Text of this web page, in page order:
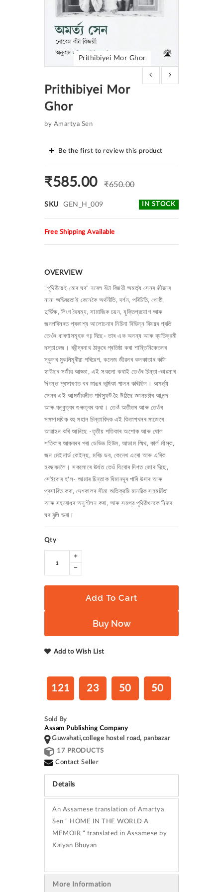
Prithibiyei Mor Ghor
the
of
images
Prithibiyei Mor
Ghor
by Amartya Sen
Be the first to review this product
₹585.00 ₹650.00
IN STOCK
SKU GEN_H_009
Free Shipping Available
OVERVIEW
"পৃথিৱীয়েই মোৰ ঘৰ" নবেল বঁটা বিজয়ী অমর্ত্য সেনৰ জীৱনৰ
নানা অভিজ্ঞতাই কেনেকৈ অর্থনীতি, দর্শন, পৰিচিতি, গোষ্ঠী,
দুর্ভিক্ষ, লিংগ বৈষম্য, সামাজিক চয়ন, যুক্তিপ্রয়োগ আৰু
জনপৰিসৰত প্ৰকাশ্য আলোচনাৰ নিচিনা বিভিন্ন বিষয়ৰ প্ৰতি
তেওঁৰ ধাৰণাসমূহক গঢ় দিছে- তাৰ এক অনন্য আৰু ব্যতিক্রমী
দস্তাবেজ। ৰবীন্দ্ৰনাথ ঠাকুৰে প্ৰতিষ্ঠা কৰা শান্তিনিকেতনৰ
স্কুলৰ মুকলিমূৰীয়া পৰিৱেশ, কলেজ জীৱনৰ কলকাতাৰ কফি
হাউছৰ সজীৱ আড্ডা, এই সকলো কথাই তেওঁৰ চিন্তা-ভাৱনাৰ
দিগন্ত প্ৰসাৰণত বৰ ডাঙৰ ভূমিকা পালন কৰিছিল। অমর্ত্য
সেনৰ এই আত্মজীৱনীত পৰিস্ফুট হৈ উঠিছে জ্ঞানচৰ্চাৰ আনন্দ
আৰু বন্ধুত্বৰ গুৰুত্বৰ কথা। তেওঁ অতীতৰ আৰু তেওঁৰ
সমসাময়িক বহু মহান চিন্তাবিদক এই কিতাপখনৰ মাজেৰে
আৱাহন কৰি আনিছে -তৃতীয় শতিকাৰ অশোক আৰু ষোল
শতিকাৰ আকবৰৰ পৰা ডেভিড হিউম, আডাম স্মিথ, কার্ল ৰ্মাস্ক,
জন মেইনার্ড কেইন্‌ছ, মৰিচ ডব, কেনেথ এৰো আৰু এৰিক
হবছবমলৈ। সকলোৰে ঊৰ্ধত তেওঁ যিবোৰ দিশত জোৰ দিছে,
সেইবোৰ হ'ল- আমাৰ চিন্তাক যিমানদূৰ পাৰি উদাৰ আৰু
প্ৰসাৰিত কৰা, দেশকালৰ সীমা অতিক্রমি মানৱিক সহমর্মিতা
আৰু সহবোধৰ অনুশীলন কৰা, আৰু সমগ্র পৃথিৱীখনকে নিজৰ
ঘৰ বুলি ভবা।
Qty
Add To Cart
Buy Now
Add to Wish List
121 23 50 49
Sold By
Assam Publishing Company
Guwahati,college hostel road, panbazar
17 PRODUCTS
Contact Seller
Details
An Assamese translation of Amartya
Sen " HOME IN THE WORLD A
MEMOIR " translated in Assamese by
Kalyan Bhuyan
More Information